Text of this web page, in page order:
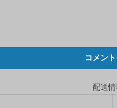
コメント
配送